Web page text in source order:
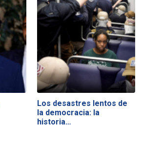
Los desastres lentos de
la democracia: la
historia…